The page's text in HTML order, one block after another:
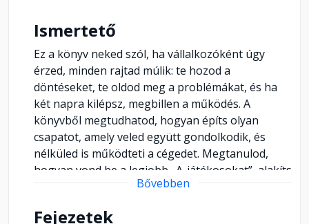
Ismertető
Ez a könyv neked szól, ha vállalkozóként úgy
érzed, minden rajtad múlik: te hozod a
döntéseket, te oldod meg a problémákat, és ha
két napra kilépsz, megbillen a működés. A
könyvből megtudhatod, hogyan építs olyan
csapatot, amely veled együtt gondolkodik, és
nélküled is működteti a cégedet. Megtanulod,
hogyan vond be a legjobb „A-játékosokat”, alakíts
ki értékalapú cégkultúrát, és teremts olyan
proaktivitását és felelősségvállalását. A könyv,
Bővebben
Fejezetek